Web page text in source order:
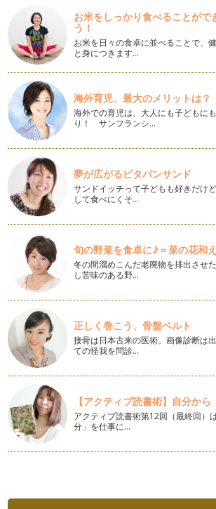
繰り返し使える！コスパ抜群のパーティー
ウェア編～
前回お届けしたコラムに引き続き、今回は
間違いなし！ テーブル装飾で繰り返…
繰り返し使える！コスパ抜群のパーティーア
編～
飾り付けのためのパーティーアイテムには様
一体何を揃えればいいのか迷ってしま…
出産の前祝に！ベビーシャワーパーティー
アメリカ発祥のお祝いで、日本ではまだ馴
ャワーパーティー。出産前にプレゼン…
こどもの日！男の子も喜ぶパーティーアイデ
４月になり新しい生活をスタートされた方
が、いかがお過ごしでしょうか？ あ…
ハーフバースデーのお祝いに！おうちフォ
誕生日と同様に赤ちゃんの成長の節目として
いする「ハーフバースデー」。家族で…
家の中だけじゃもったいない！アウトドア
アイテム
春はお花見やピクニックなどお子様とアウ
い季節ですね。今回はおうちパーティ…
ハロウィンの次に来るのはコレ！イースター
「イースター」ってご存知ですか？ 最近
いるイベントのひとつ。雑貨店やテー…
おうちで可愛くオシャレなひなまつりパーテ
女の子のすこやかな成長を祈る日本の伝統
お米をしっかり食べることがで
う！
お米を日々の食卓に並べることで、
と身につきます…
海外育児、最大のメリットは？
海外での育児は、大人にも子どもに
り！ サンフランシ…
夢が広がるピタパンサンド
サンドイッチって子どもも好きだけ
して食べにくそ…
旬の野菜を食卓に♪＝菜の花和
冬の間溜めこんだ老廃物を排出させ
し苦味のある野…
正しく巻こう、骨盤ベルト
接骨は日本古来の医術。画像診断は
ての怪我を問診…
【アクティブ読書術】自分か
アクティブ読書術第12回（最終回）
分」を仕事に…